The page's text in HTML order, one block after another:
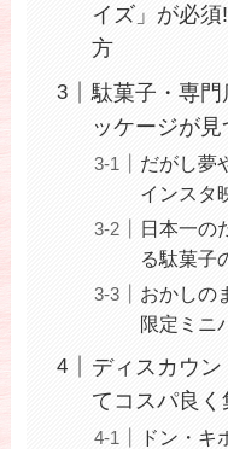
イズ」が必
方
駄菓子・専
ッケージが
だがし夢
インスタ
日本一の
る駄菓子
おかしの
限定ミニ
ディスカウ
てコスパ良
ドン・キ